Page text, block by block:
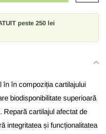
peste 250 lei
în în compoziția cartilajului
biodisponibilitate superioară
Repară cartilajul afectat de
integritatea și funcționalitatea